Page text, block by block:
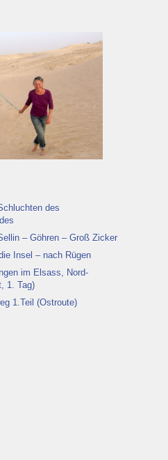
des
– Göhren – Groß Zicker
Insel – nach Rügen
im Elsass, Nord-
1. Tag)
1.Teil (Ostroute)